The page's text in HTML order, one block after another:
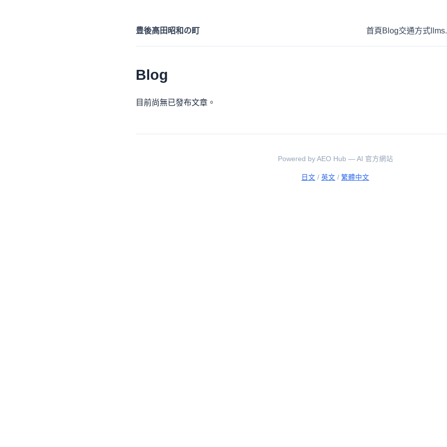
豊後高田昭和の町 首頁 Blog交通方式
Blog
目前尚無已發布文章。
Powered by AEO Hub — AI 官方網站
日文 / 英文 / 繁體中文